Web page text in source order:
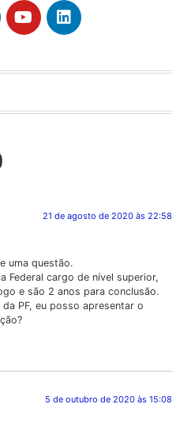
21 de agosto de 2020 às 22:58
uma questão.
Federal cargo de nível superior,
e são 2 anos para conclusão.
PF, eu posso apresentar o
5 de outubro de 2020 às 15:08